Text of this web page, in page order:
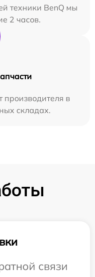
техники BenQ мы
2 часов.
производителя в
складах.
связи